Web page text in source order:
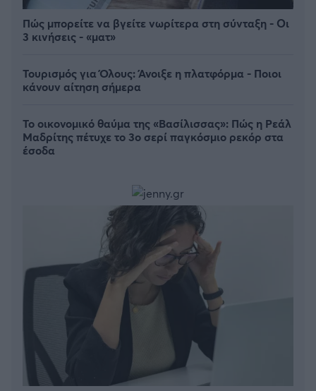
Πώς μπορείτε να βγείτε νωρίτερα στη σύνταξη - Οι
3 κινήσεις - «ματ»
Τουρισμός για Όλους: Άνοιξε η πλατφόρμα - Ποιοι
κάνουν αίτηση σήμερα
Το οικονομικό θαύμα της «Βασίλισσας»: Πώς η Ρεάλ
Μαδρίτης πέτυχε το 3ο σερί παγκόσμιο ρεκόρ στα
έσοδα